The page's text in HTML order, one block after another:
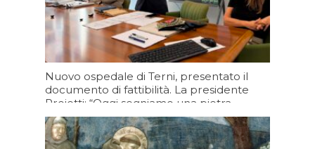
Nuovo ospedale di Terni, presentato il
documento di fattibilità. La presidente
Proietti: “Oggi segniamo una pietra
miliare per la sanità umbra”
Oggi 09:20